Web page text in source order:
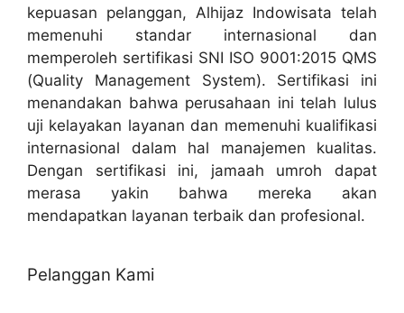
kepuasan pelanggan, Alhijaz Indowisata telah
memenuhi standar internasional dan
memperoleh sertifikasi SNI ISO 9001:2015 QMS
(Quality Management System). Sertifikasi ini
menandakan bahwa perusahaan ini telah lulus
uji kelayakan layanan dan memenuhi kualifikasi
internasional dalam hal manajemen kualitas.
Dengan sertifikasi ini, jamaah umroh dapat
merasa yakin bahwa mereka akan
mendapatkan layanan terbaik dan profesional.
Pelanggan Kami